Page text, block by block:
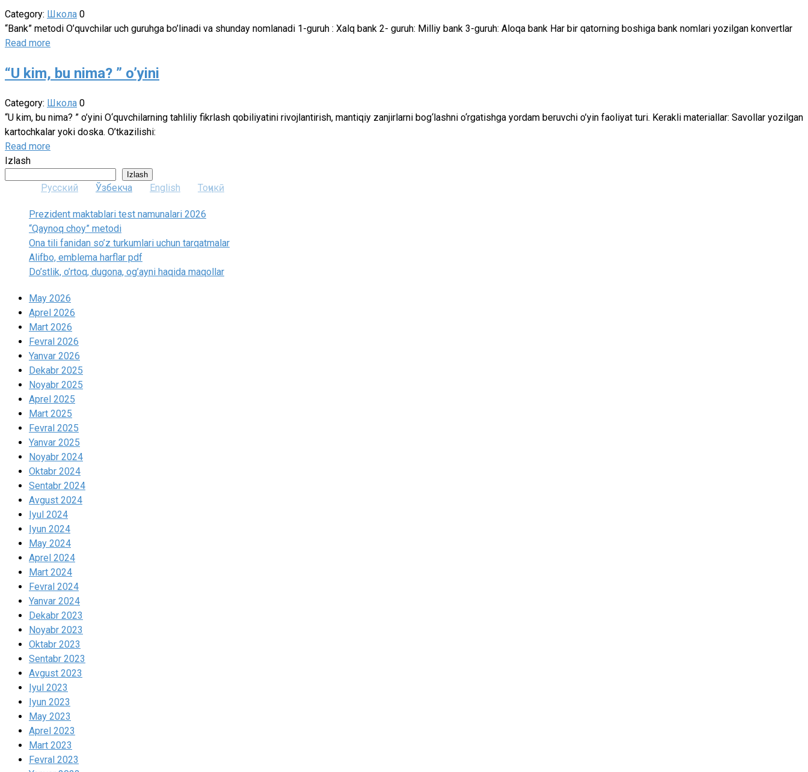
Category: Школа 0
“Bank” metodi O’quvchilar uch guruhga bo’linadi va shunday nomlanadi 1-guruh : Xalq bank 2- guruh: Milliy bank 3-guruh: Aloqa bank Har bir qatorning boshiga bank nomlari yozilgan konvertlar
Read more
“U kim, bu nima? ” o’yini
Category: Школа 0
“U kim, bu nima? ” o’yini O‘quvchilarning tahliliy fikrlash qobiliyatini rivojlantirish, mantiqiy zanjirlarni bog‘lashni o‘rgatishga yordam beruvchi o’yin faoliyat turi. Kerakli materiallar: Savollar yozilgan
kartochkalar yoki doska. O’tkazilishi:
Read more
Izlash
Izlash
Русский Ўзбекча English Тоҷикӣ
Prezident maktablari test namunalari 2026
“Qaynoq choy” metodi
Ona tili fanidan so’z turkumlari uchun tarqatmalar
Alifbo, emblema harflar pdf
Do’stlik, o’rtoq, dugona, og’ayni haqida maqollar
May 2026
Aprel 2026
Mart 2026
Fevral 2026
Yanvar 2026
Dekabr 2025
Noyabr 2025
Aprel 2025
Mart 2025
Fevral 2025
Yanvar 2025
Noyabr 2024
Oktabr 2024
Sentabr 2024
Avgust 2024
Iyul 2024
Iyun 2024
May 2024
Aprel 2024
Mart 2024
Fevral 2024
Yanvar 2024
Dekabr 2023
Noyabr 2023
Oktabr 2023
Sentabr 2023
Avgust 2023
Iyul 2023
Iyun 2023
May 2023
Aprel 2023
Mart 2023
Fevral 2023